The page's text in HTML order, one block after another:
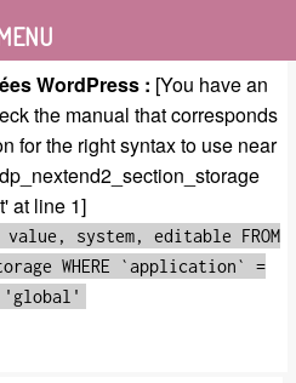
WordPress : [You have an
the manual that corresponds
for the right syntax to use near
at line 1]
system, editable FROM
WHERE `application` =
'global'